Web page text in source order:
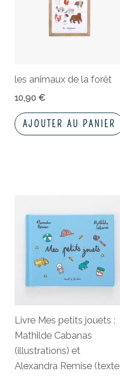
les animaux de la forêt
10,90€
AJOUTER AU PANIER
Livre Mes petits jouets :
Mathilde Cabanas
(illustrations) et
Alexandra Remise (texte